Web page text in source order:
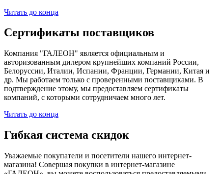
Читать до конца
Сертификаты поставщиков
Компания "ГАЛЕОН" является официальным и
авторизованным дилером крупнейших компаний России,
Белоруссии, Италии, Испании, Франции, Германии, Китая и
др. Мы работаем только с проверенными поставщиками. В
подтверждение этому, мы предоставляем сертификаты
компаний, с которыми сотрудничаем много лет.
Читать до конца
Гибкая система скидок
Уважаемые покупатели и посетители нашего интернет-
магазина! Совершая покупки в интернет-магазине